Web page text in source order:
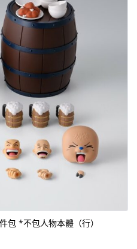
包 *不包人物本體（行）